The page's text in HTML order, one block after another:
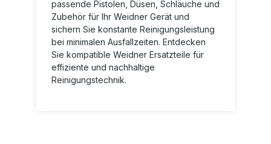
passende Pistolen, Düsen, Schläuche und
Zubehör für Ihr Weidner Gerät und
sichern Sie konstante Reinigungsleistung
bei minimalen Ausfallzeiten. Entdecken
Sie kompatible Weidner Ersatzteile für
effiziente und nachhaltige
Reinigungstechnik.